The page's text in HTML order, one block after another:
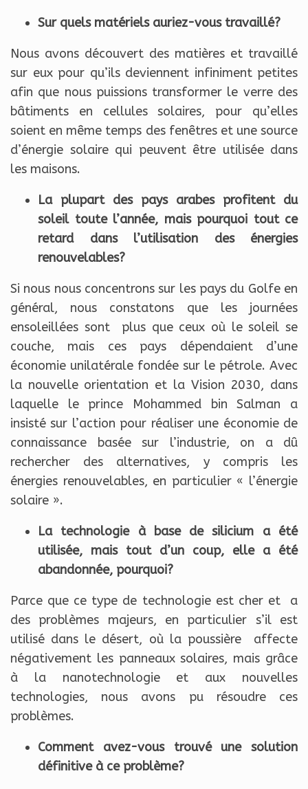
Sur quels matériels auriez-vous travaillé?
Nous avons découvert des matières et travaillé
sur eux pour qu’ils deviennent infiniment petites
afin que nous puissions transformer le verre des
bâtiments en cellules solaires, pour qu’elles
soient en même temps des fenêtres et une source
d’énergie solaire qui peuvent être utilisée dans
les maisons.
La plupart des pays arabes profitent du
soleil toute l’année, mais pourquoi tout ce
retard dans l’utilisation des énergies
renouvelables?
Si nous nous concentrons sur les pays du Golfe en
général, nous constatons que les journées
ensoleillées sont plus que ceux où le soleil se
couche, mais ces pays dépendaient d’une
économie unilatérale fondée sur le pétrole. Avec
la nouvelle orientation et la Vision 2030, dans
laquelle le prince Mohammed bin Salman a
insisté sur l’action pour réaliser une économie de
connaissance basée sur l’industrie, on a dû
rechercher des alternatives, y compris les
énergies renouvelables, en particulier « l’énergie
solaire ».
La technologie à base de silicium a été
utilisée, mais tout d’un coup, elle a été
abandonnée, pourquoi?
Parce que ce type de technologie est cher et a
des problèmes majeurs, en particulier s’il est
utilisé dans le désert, où la poussière affecte
négativement les panneaux solaires, mais grâce
à la nanotechnologie et aux nouvelles
technologies, nous avons pu résoudre ces
problèmes.
Comment avez-vous trouvé une solution
définitive à ce problème?